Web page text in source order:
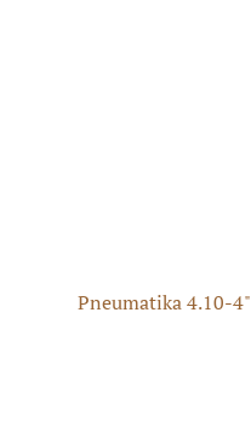
Pneumatika 4.10-